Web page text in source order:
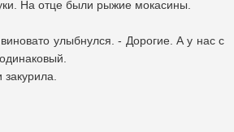
На отце были рыжие мокасины.
улыбнулся. - Дорогие. А у нас с